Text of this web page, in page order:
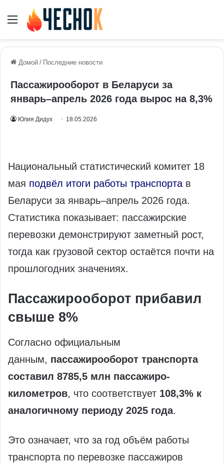
Меню
Домой / Последние новости
Пассажирооборот в Беларуси за
январь–апрель 2026 года вырос на 8,3%
Юлия Дидух 18.05.2026
Национальный статистический комитет 18
мая подвёл итоги работы транспорта в
Беларуси за январь–апрель 2026 года.
Статистика показывает: пассажирские
перевозки демонстрируют заметный рост,
тогда как грузовой сектор остаётся почти на
прошлогодних значениях.
Пассажирооборот прибавил
свыше 8%
Согласно официальным
данным, пассажирооборот транспорта
составил 8785,5 млн пассажиро-
километров, что соответствует 108,3% к
аналогичному периоду 2025 года.
Это означает, что за год объём работы
транспорта по перевозке пассажиров